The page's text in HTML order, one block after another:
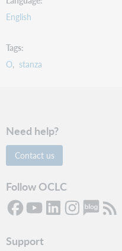
English
Tags
O stanza
Need help?
Contact us
Follow OCLC
Support